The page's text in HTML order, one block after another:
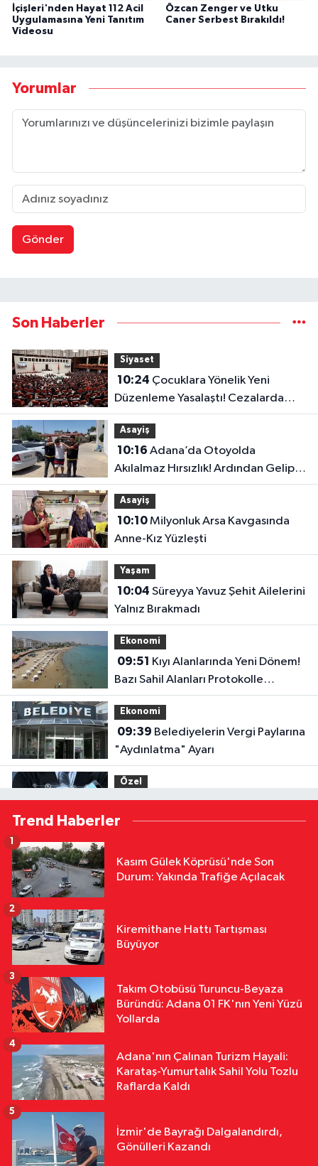
İçişleri'nden Hayat 112 Acil
Uygulamasına Yeni Tanıtım
Videosu
Özcan Zenger ve Utku
Caner Serbest Bırakıldı!
Yorumlar
Gönder
Son Haberler
Siyaset
10:24
Düzenleme Yasalaştı! Cezalarda
Önemli Değişiklik
Asayiş
10:16
Akılalmaz Hırsızlık! Ardından Gelip
“Hırsız Çok” Dedi
Asayiş
10:10Milyonluk Arsa Kavgasında
Anne-Kız Yüzleşti
Yaşam
10:04
Yalnız Bırakmadı
Ekonomi
09:51
Bazı Sahil Alanları Protokolle
Kiralanabilecek
Ekonomi
09:39
"Aydınlatma" Ayarı
Özel
07:30Milyarlık Yatırımlarda Yeni
Dönem! Devlet Desteğinin Şartları
07:00 Türkiye, Küresel İklim
20:16Yeni Parti Adana'da Sarıçam
Asayiş
20:12Adana'da Motosikletler Kafa
Trend Haberler
Kasım Gülek Köprüsü'nde Son
Durum: Yakında Trafiğe Açılacak
1
Kiremithane Hattı Tartışması
Büyüyor
2
Takım Otobüsü Turuncu-Beyaza
Büründü: Adana 01 FK'nın Yeni Yüzü
Yollarda
3
Adana'nın Çalınan Turizm Hayali:
Karataş-Yumurtalık Sahil Yolu Tozlu
Raflarda Kaldı
4
İzmir'de Bayrağı Dalgalandırdı,
Gönülleri Kazandı
5